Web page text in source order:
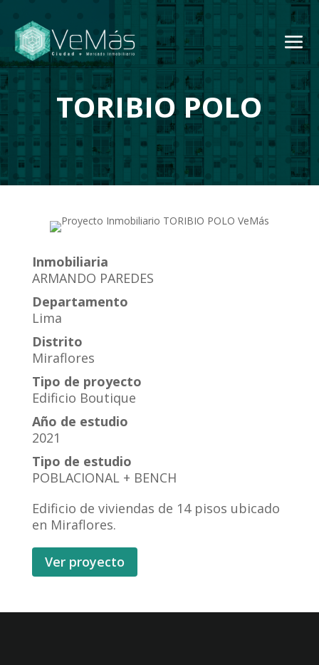
TORIBIO POLO
Inmobiliaria
ARMANDO PAREDES
Departamento
Lima
Distrito
Miraflores
Tipo de proyecto
Edificio Boutique
Año de estudio
2021
Tipo de estudio
POBLACIONAL + BENCH
Edificio de viviendas de 14 pisos ubicado
en Miraflores.
Ver proyecto